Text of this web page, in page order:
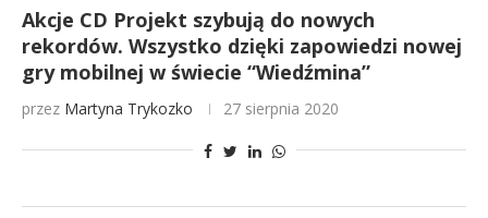
Akcje CD Projekt szybują do nowych
rekordów. Wszystko dzięki zapowiedzi nowej
gry mobilnej w świecie “Wiedźmina”
przez Martyna Trykozko 27 sierpnia 2020